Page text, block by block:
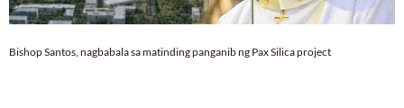
Bishop Santos, nagbabala sa matinding panganib ng Pax Silica project